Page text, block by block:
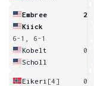
Embree
2
Kiick
6-1, 6-1
Kobelt
0
Scholl
Eikeri [4]
0